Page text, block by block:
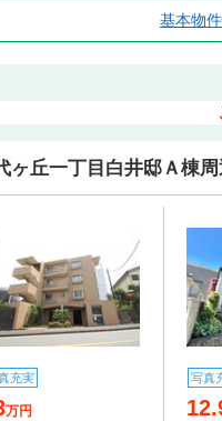
基本物
ヶ丘一丁目白井邸Ａ棟
充実
万円
写真